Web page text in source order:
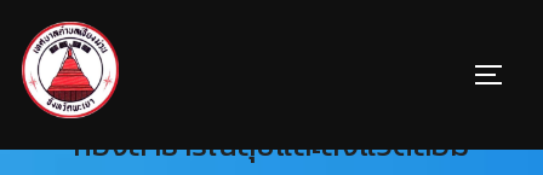
กองสาธารณสุขและสิ่งแวดล้อม